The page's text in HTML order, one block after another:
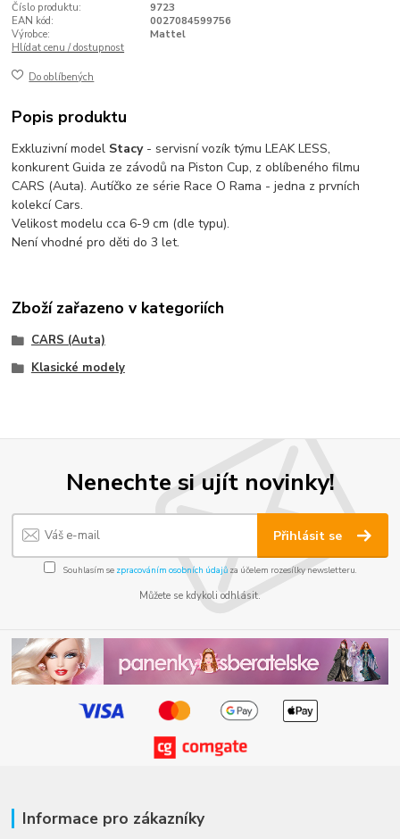
Číslo produktu:
9723
EAN kód:
0027084599756
Výrobce:
Mattel
Hlídat cenu / dostupnost
Do oblíbených
Popis produktu
Exkluzivní model Stacy - servisní vozík týmu LEAK LESS,
konkurent Guida ze závodů na Piston Cup, z oblíbeného filmu
CARS (Auta). Autíčko ze série Race O Rama - jedna z prvních
kolekcí Cars.
Velikost modelu cca 6-9 cm (dle typu).
Není vhodné pro děti do 3 let.
Zboží zařazeno v kategoriích
CARS (Auta)
Klasické modely
Nenechte si ujít novinky!
Přihlásit se
Souhlasím se zpracováním osobních údajůza účelem rozesílky newsletteru.
Můžete se kdykoli odhlásit.
Informace pro zákazníky